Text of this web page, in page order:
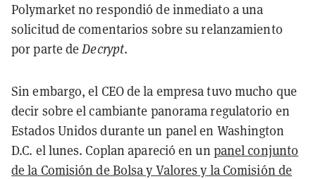
Polymarket no respondió de inmediato a una
solicitud de comentarios sobre su relanzamiento
por parte deDecrypt.
Sin embargo, el CEO de la empresa tuvo mucho que
decir sobre el cambiante panorama regulatorio en
Estados Unidos durante un panel en Washington
D.C. el lunes. Coplan apareció en un panel conjunto
de la Comisión de Bolsa y Valores y la Comisión de